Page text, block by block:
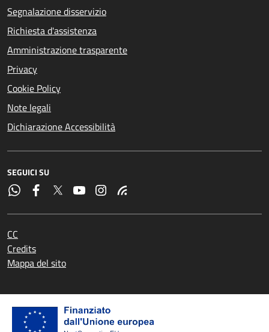
Segnalazione disservizio
Richiesta d'assistenza
Amministrazione trasparente
Privacy
Cookie Policy
Note legali
Dichiarazione Accessibilità
SEGUICI SU
CC
Credits
Mappa del sito